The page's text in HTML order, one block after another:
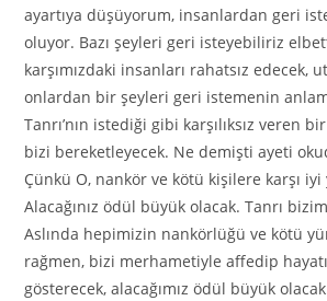
ayartıya düşüyorum, insanlardan geri
oluyor. Bazı şeyleri geri isteyebiliriz
karşımızdaki insanları rahatsız edecek,
onlardan bir şeyleri geri istemenin
Tanrı’nın istediği gibi karşılıksız veren
bizi bereketleyecek. Ne demişti ayeti
Çünkü O, nankör ve kötü kişilere karşı
Alacağınız ödül büyük olacak. Tanrı
Aslında hepimizin nankörlüğü ve kötü
rağmen, bizi merhametiyle affedip
gösterecek, alacağımız ödül büyük